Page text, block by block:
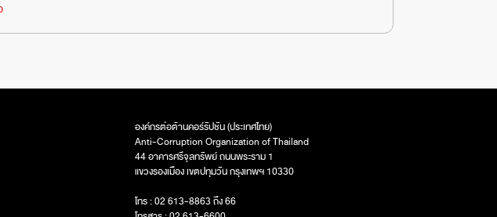
องค์กรต่อต้านคอร์รัปชัน (ประเทศไทย)
Anti-Corruption Organization of Thailand
44 อาคารศรีจุลทรัพย์ ถนนพระราม 1
แขวงรองเมือง เขตปทุมวัน กรุงเทพฯ 10330
โทร : 02 613-8863 ถึง 66